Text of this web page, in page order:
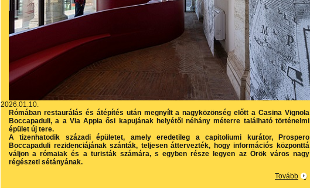
2026.01.10.
Rómában restaurálás és átépítés után megnyílt a nagyközönség előtt a Casina Vignola
Boccapaduli, a a Via Appia ősi kapujának helyétől néhány méterre található történelmi
épület új tere.
A tizenhatodik századi épületet, amely eredetileg a capitoliumi kurátor, Prospero
Boccapaduli rezidenciájának szánták, teljesen áttervezték, hogy információs központtá
váljon a rómaiak és a turisták számára, s egyben része legyen az Örök város nagy
régészeti sétányának.
Tovább